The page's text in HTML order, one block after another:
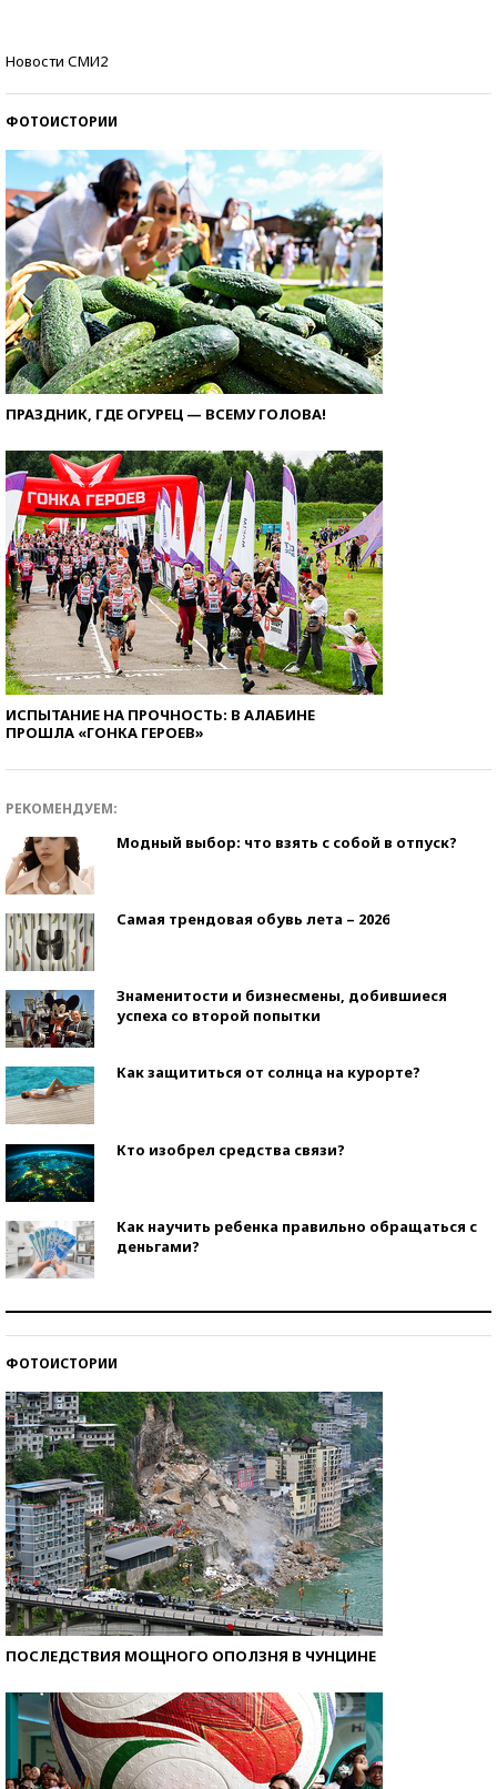
Новости СМИ2
ФОТОИСТОРИИ
ПРАЗДНИК, ГДЕ ОГУРЕЦ — ВСЕМУ ГОЛОВА!
ИСПЫТАНИЕ НА ПРОЧНОСТЬ: В АЛАБИНЕ
ПРОШЛА «ГОНКА ГЕРОЕВ»
РЕКОМЕНДУЕМ:
Модный выбор: что взять с собой в отпуск?
Самая трендовая обувь лета – 2026
Знаменитости и бизнесмены, добившиеся
успеха со второй попытки
Как защититься от солнца на курорте?
Кто изобрел средства связи?
Как научить ребенка правильно обращаться с
деньгами?
ФОТОИСТОРИИ
ПОСЛЕДСТВИЯ МОЩНОГО ОПОЛЗНЯ В ЧУНЦИНЕ